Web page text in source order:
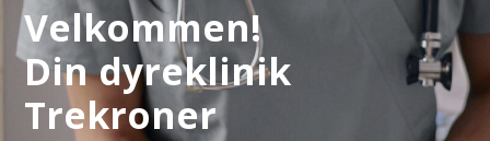
Velkommen!
Din dyreklinik
Trekroner